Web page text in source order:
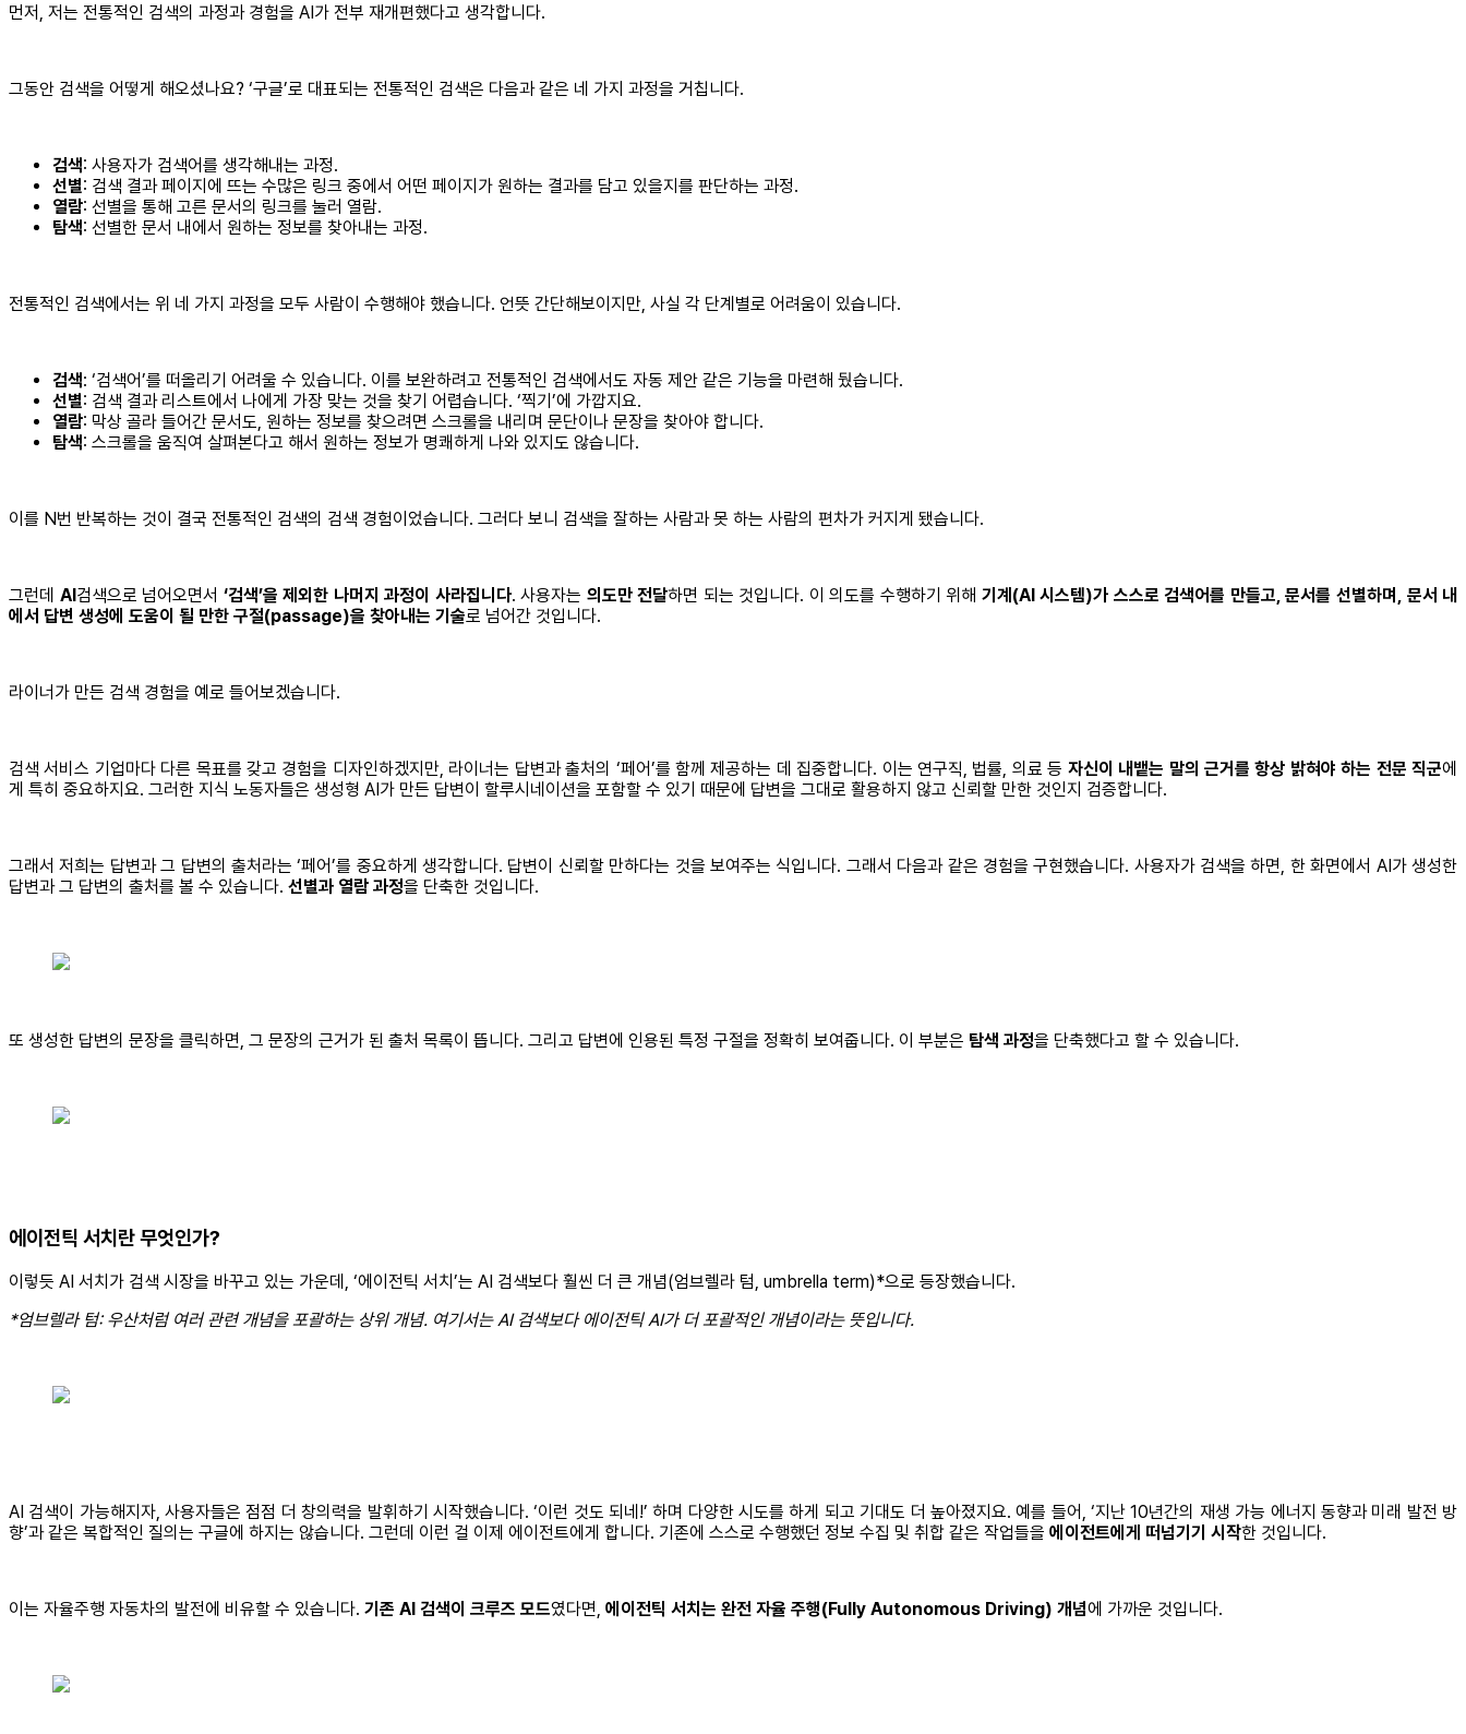
먼저, 저는 전통적인 검색의 과정과 경험을 AI가 전부 재개편했다고 생각합니다.
그동안 검색을 어떻게 해오셨나요? ‘구글’로 대표되는 전통적인 검색은 다음과 같은 네 가지 과정을 거칩니다.
검색: 사용자가 검색어를 생각해내는 과정.
선별: 검색 결과 페이지에 뜨는 수많은 링크 중에서 어떤 페이지가 원하는 결과를 담고 있을지를 판단하는 과정.
열람: 선별을 통해 고른 문서의 링크를 눌러 열람.
탐색: 선별한 문서 내에서 원하는 정보를 찾아내는 과정.
전통적인 검색에서는 위 네 가지 과정을 모두 사람이 수행해야 했습니다. 언뜻 간단해보이지만, 사실 각 단계별로 어려움이 있습니다.
검색: ‘검색어’를 떠올리기 어려울 수 있습니다. 이를 보완하려고 전통적인 검색에서도 자동 제안 같은 기능을 마련해 뒀습니다.
선별: 검색 결과 리스트에서 나에게 가장 맞는 것을 찾기 어렵습니다. ‘찍기’에 가깝지요.
열람: 막상 골라 들어간 문서도, 원하는 정보를 찾으려면 스크롤을 내리며 문단이나 문장을 찾아야 합니다.
탐색: 스크롤을 움직여 살펴본다고 해서 원하는 정보가 명쾌하게 나와 있지도 않습니다.
이를 N번 반복하는 것이 결국 전통적인 검색의 검색 경험이었습니다. 그러다 보니 검색을 잘하는 사람과 못 하는 사람의 편차가 커지게 됐습니다.
그런데 AI 검색으로 넘어오면서 ‘검색’을 제외한 나머지 과정이 사라집니다. 사용자는 의도만 전달하면 되는 것입니다. 이 의도를 수행하기 위해 기계(AI 시스템)가 스스로 검색어를 만들고, 문서를 선별하며, 문서 내
에서 답변 생성에 도움이 될 만한 구절(passage)을 찾아내는 기술로 넘어간 것입니다.
라이너가 만든 검색 경험을 예로 들어보겠습니다.
검색 서비스 기업마다 다른 목표를 갖고 경험을 디자인하겠지만, 라이너는 답변과 출처의 ‘페어’를 함께 제공하는 데 집중합니다. 이는 연구직, 법률, 의료 등 자신이 내뱉는 말의 근거를 항상 밝혀야 하는 전문 직군에
게 특히 중요하지요. 그러한 지식 노동자들은 생성형 AI가 만든 답변이 할루시네이션을 포함할 수 있기 때문에 답변을 그대로 활용하지 않고 신뢰할 만한 것인지 검증합니다.
그래서 저희는 답변과 그 답변의 출처라는 ‘페어’를 중요하게 생각합니다. 답변이 신뢰할 만하다는 것을 보여주는 식입니다. 그래서 다음과 같은 경험을 구현했습니다. 사용자가 검색을 하면, 한 화면에서 AI가 생성한
답변과 그 답변의 출처를 볼 수 있습니다. 선별과 열람 과정을 단축한 것입니다.
또 생성한 답변의 문장을 클릭하면, 그 문장의 근거가 된 출처 목록이 뜹니다. 그리고 답변에 인용된 특정 구절을 정확히 보여줍니다. 이 부분은 탐색 과정을 단축했다고 할 수 있습니다.
에이전틱 서치란 무엇인가?
이렇듯 AI 서치가 검색 시장을 바꾸고 있는 가운데, ‘에이전틱 서치’는 AI 검색보다 훨씬 더 큰 개념(엄브렐라 텀, umbrella term)*으로 등장했습니다.
*엄브렐라 텀: 우산처럼 여러 관련 개념을 포괄하는 상위 개념. 여기서는 AI 검색보다 에이전틱 AI가 더 포괄적인 개념이라는 뜻입니다.
AI 검색이 가능해지자, 사용자들은 점점 더 창의력을 발휘하기 시작했습니다. ‘이런 것도 되네!’ 하며 다양한 시도를 하게 되고 기대도 더 높아졌지요. 예를 들어, ‘지난 10년간의 재생 가능 에너지 동향과 미래 발전 방
향’과 같은 복합적인 질의는 구글에 하지는 않습니다. 그런데 이런 걸 이제 에이전트에게 합니다. 기존에 스스로 수행했던 정보 수집 및 취합 같은 작업들을 에이전트에게 떠넘기기 시작한 것입니다.
이는 자율주행 자동차의 발전에 비유할 수 있습니다. 기존 AI 검색이 크루즈 모드였다면, 에이전틱 서치는 완전 자율 주행(Fully Autonomous Driving) 개념에 가까운 것입니다.